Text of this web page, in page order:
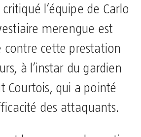
l’équipe de Carlo
merengue est
contre cette prestation
à l’instar du gardien
Courtois, qui a pointé
des attaquants.